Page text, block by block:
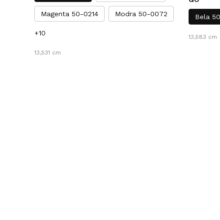
Magenta 50-0214 Modra 50-0072
+10
13,531 cm
Bela
13,583 cm